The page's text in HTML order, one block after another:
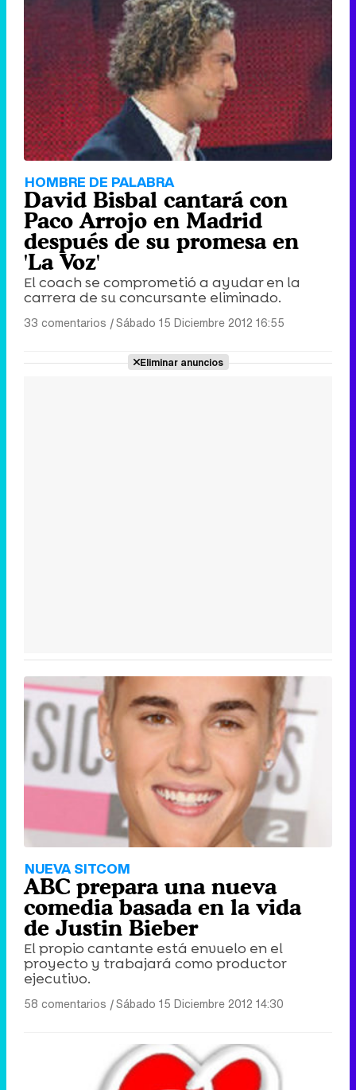
HOMBRE DE PALABRA
David Bisbal cantará con
Paco Arrojo en Madrid
después de su promesa en
'La Voz'
El coach se comprometió a ayudar en la
carrera de su concursante eliminado.
33 comentarios |Sábado 15 Diciembre 2012 16:55
Eliminar anuncios
NUEVA SITCOM
ABC prepara una nueva
comedia basada en la vida
de Justin Bieber
El propio cantante está envuelo en el
proyecto y trabajará como productor
ejecutivo.
58 comentarios |Sábado 15 Diciembre 2012 14:30